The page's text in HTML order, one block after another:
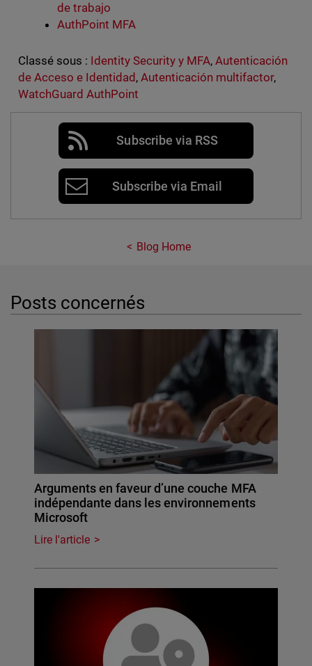
de trabajo
AuthPoint MFA
Classé sous : Identity Security y MFA,Autenticación
de Acceso e Identidad , Autenticación multifactor,
WatchGuard AuthPoint
Subscribe via RSS
Subscribe via Email
Blog Home
Posts concernés
Arguments en faveur d’une couche MFA
indépendante dans les environnements
Microsoft
Lire l'article